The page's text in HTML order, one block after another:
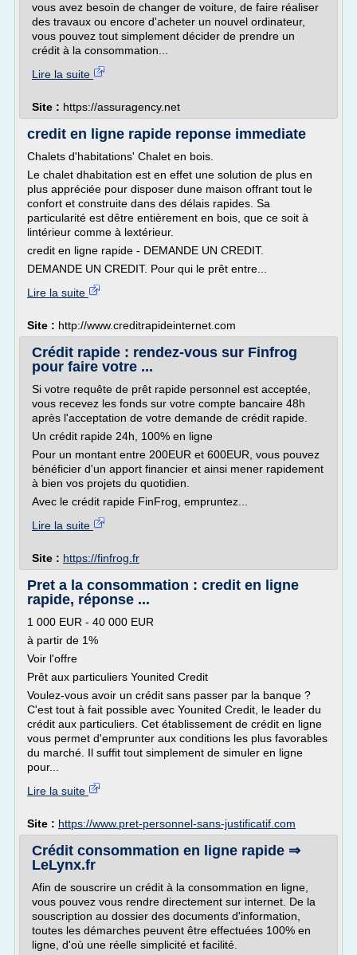
vous avez besoin de changer de voiture, de faire réaliser
des travaux ou encore d'acheter un nouvel ordinateur,
vous pouvez tout simplement décider de prendre un
crédit à la consommation...
Lire la suite
Site : https://assuragency.net
credit en ligne rapide reponse immediate
Chalets d'habitations' Chalet en bois.
Le chalet dhabitation est en effet une solution de plus en
plus appréciée pour disposer dune maison offrant tout le
confort et construite dans des délais rapides. Sa
particularité est dêtre entièrement en bois, que ce soit à
lintérieur comme à lextérieur.
credit en ligne rapide - DEMANDE UN CREDIT.
DEMANDE UN CREDIT. Pour qui le prêt entre...
Lire la suite
Site : http://www.creditrapideinternet.com
Crédit rapide : rendez-vous sur Finfrog
pour faire votre ...
Si votre requête de prêt rapide personnel est acceptée,
vous recevez les fonds sur votre compte bancaire 48h
après l'acceptation de votre demande de crédit rapide.
Un crédit rapide 24h, 100% en ligne
Pour un montant entre 200EUR et 600EUR, vous pouvez
bénéficier d'un apport financier et ainsi mener rapidement
à bien vos projets du quotidien.
Avec le crédit rapide FinFrog, empruntez...
Lire la suite
Site : https://finfrog.fr
Pret a la consommation : credit en ligne
rapide, réponse ...
1 000 EUR - 40 000 EUR
à partir de 1%
Voir l'offre
Prêt aux particuliers Younited Credit
Voulez-vous avoir un crédit sans passer par la banque ?
C'est tout à fait possible avec Younited Credit, le leader du
crédit aux particuliers. Cet établissement de crédit en ligne
vous permet d'emprunter aux conditions les plus favorables
du marché. Il suffit tout simplement de simuler en ligne
pour...
Lire la suite
Site : https://www.pret-personnel-sans-justificatif.com
Crédit consommation en ligne rapide ⇒
LeLynx.fr
Afin de souscrire un crédit à la consommation en ligne,
vous pouvez vous rendre directement sur internet. De la
souscription au dossier des documents d'information,
toutes les démarches peuvent être effectuées 100% en
ligne, d'où une réelle simplicité et facilité.